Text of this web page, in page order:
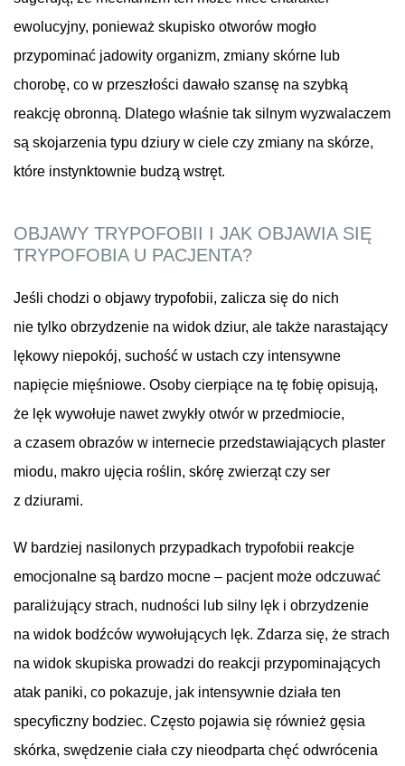
ewolucyjny, ponieważ skupisko otworów mogło
przypominać jadowity organizm, zmiany skórne lub
chorobę, co w przeszłości dawało szansę na szybką
reakcję obronną. Dlatego właśnie tak silnym wyzwalaczem
są skojarzenia typu dziury w ciele czy zmiany na skórze,
które instynktownie budzą wstręt.
OBJAWY TRYPOFOBII I JAK OBJAWIA SIĘ
TRYPOFOBIA U PACJENTA?
Jeśli chodzi o objawy trypofobii, zalicza się do nich
nie tylko obrzydzenie na widok dziur, ale także narastający
lękowy niepokój, suchość w ustach czy intensywne
napięcie mięśniowe. Osoby cierpiące na tę fobię opisują,
że lęk wywołuje nawet zwykły otwór w przedmiocie,
a czasem obrazów w internecie przedstawiających plaster
miodu, makro ujęcia roślin, skórę zwierząt czy ser
z dziurami.
W bardziej nasilonych przypadkach trypofobii reakcje
emocjonalne są bardzo mocne – pacjent może odczuwać
paraliżujący strach, nudności lub silny lęk i obrzydzenie
na widok bodźców wywołujących lęk. Zdarza się, że strach
na widok skupiska prowadzi do reakcji przypominających
atak paniki, co pokazuje, jak intensywnie działa ten
specyficzny bodziec. Często pojawia się również gęsia
skórka, swędzenie ciała czy nieodparta chęć odwrócenia